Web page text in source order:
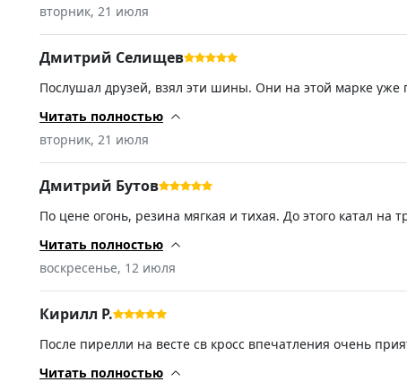
вторник, 21 июля
Дмитрий Селищев
Послушал друзей, взял эти шины. Они на этой марке
пока не нашел.
Читать полностью
вторник, 21 июля
Дмитрий Бутов
По цене огонь, резина мягкая и тихая. До этого катал
руль. В остальном все ок, но при заказе лучше смотреть
Читать полностью
воскресенье, 12 июля
Кирилл Р.
После пирелли на весте св кросс впечатления очень
Читать полностью